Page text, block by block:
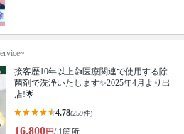
接客歴10年以上👍医療関連で使用する除
菌剤で洗浄いたします✨2025年4月より出
店!🌟
4.78(259件)
16,800円/ 1箇所